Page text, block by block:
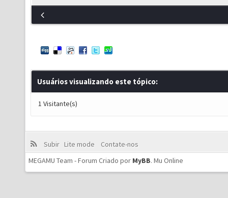
Usuários visualizando este tópico:
1 Visitante(s)
Subir Lite mode
Contate-nos
MEGAMU Team - Forum Criado por MyBB. Mu Online